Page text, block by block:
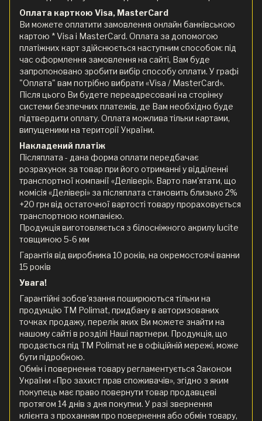
Оплата карткою Visa, MasterCard
Ви можете оплатити замовлення онлайн банківською
картою * Visa і MasterCard. Оплата за допомогою
платіжних карт здійснюється наступним способом: під
час оформлення замовлення на сайті, Вам буде
запропоновано зробити вибір способу оплати. У графі
"Оплата" вам потрібно вибрати «Visa / MasterCard».
Після цього Ви будете переадресовані на сторінку
системи безпечних платежів, де Вам необхідно буде
підтвердити оплату. Оплата можлива тільки картами,
випущеними на території України.
Накладений платіж
Післяплата - дана форма оплати передбачає
розрахунок за товар при його отриманні у відділенні
транспортної компанії «Делівері». Варто пам'ятати, що
комісія «Делівері» за післяплата становить близько 2%
+20 грн від остаточної вартості товару прораховується
транспортною компанією.
Продукція виготовляється з білосніжного акрилу lucite
товщиною 5-6 мм
Гарантія від виробника 10 років, на окремостоячі ванни
15 років
Увага!
Гарантійні зобов'язання поширюються тільки на
продукцію ТМ Polimat, придбану в авторизованих
точках продажу, перелік яких Ви можете знайти на
нашому сайті в розділі Наші партнери. Продукція, що
продається під ТМ Polimat не в офіційній мережі, може
бути підробкою.
Обмін і повернення товару регламентується Законом
України «Про захист прав споживачів», згідно з яким
покупець має право повернути товар продавцеві
протягом 14 днів з дня покупки. У разі звернення
клієнта з проханням про повернення або обмін товару,